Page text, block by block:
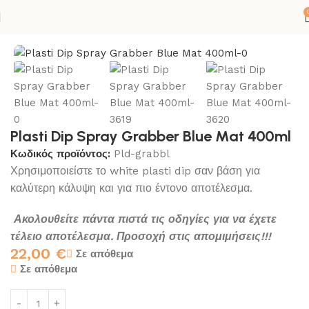
Plasti Dip Spray Grabber Blue Mat 400ml
Κωδικός προϊόντος: Pld-grabbl
Χρησιμοποιείστε το white plasti dip σαν βάση για
καλύτερη κάλυψη και για πιο έντονο αποτέλεσμα.
Ακολουθείτε πάντα πιστά τις οδηγίες για να έχετε
τέλειο αποτέλεσμα. Προσοχή στις απομιμήσεις!!!
22,00 €
Σε απόθεμα
Σε απόθεμα